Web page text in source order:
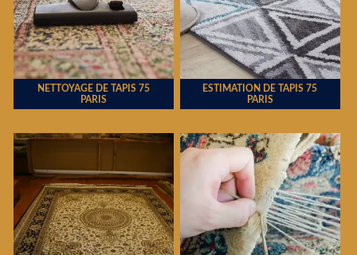
NETTOYAGE DE TAPIS 75
PARIS
ESTIMATION DE TAPIS 75
PARIS